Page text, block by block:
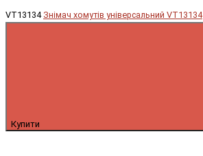
VT13134 Знімач хомутів універсальний VT13134
Купити